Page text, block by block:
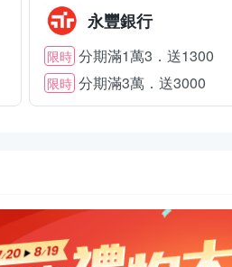
永豐銀行
限時 分期滿1萬3．送1300
限時 分期滿3萬．送3000